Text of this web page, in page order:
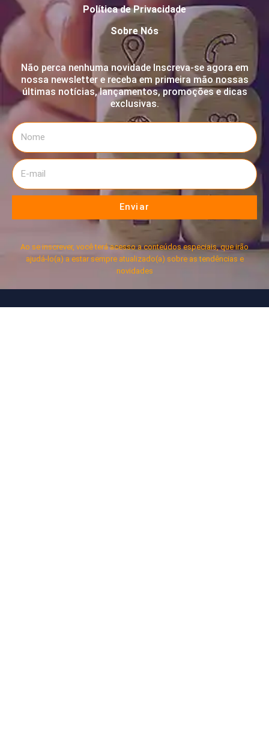
Política de Privacidade
Sobre Nós
Não perca nenhuma novidade Inscreva-se agora em
nossa newsletter e receba em primeira mão nossas
últimas notícias, lançamentos, promoções e dicas
exclusivas.
Enviar
Ao se inscrever, você terá acesso a conteúdos especiais, que irão
ajudá-lo(a) a estar sempre atualizado(a) sobre as tendências e
novidades